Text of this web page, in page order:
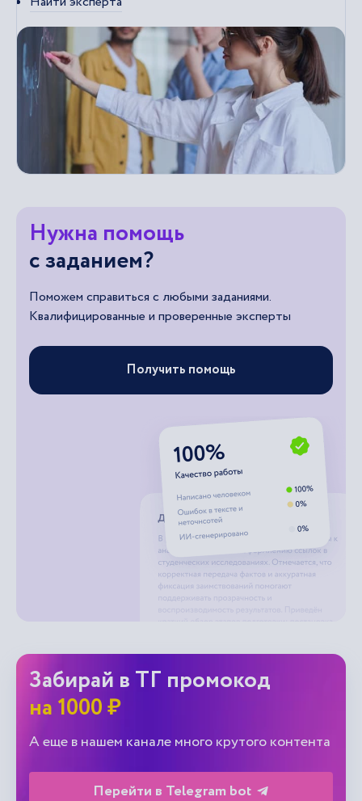
Нужна помощь
с заданием?
Поможем справиться с любыми заданиями.
Квалифицированные и проверенные эксперты
Получить помощь
Забирай в ТГ промокод
на 1000 ₽
А еще в нашем канале много крутого контента
Перейти в Telegram bot